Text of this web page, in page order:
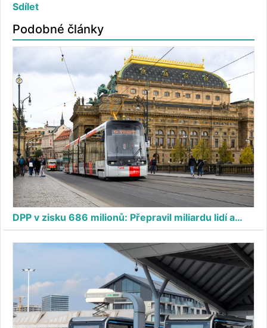
Sdílet
Podobné články
DPP v zisku 686 milionů: Přepravil miliardu lidí a…